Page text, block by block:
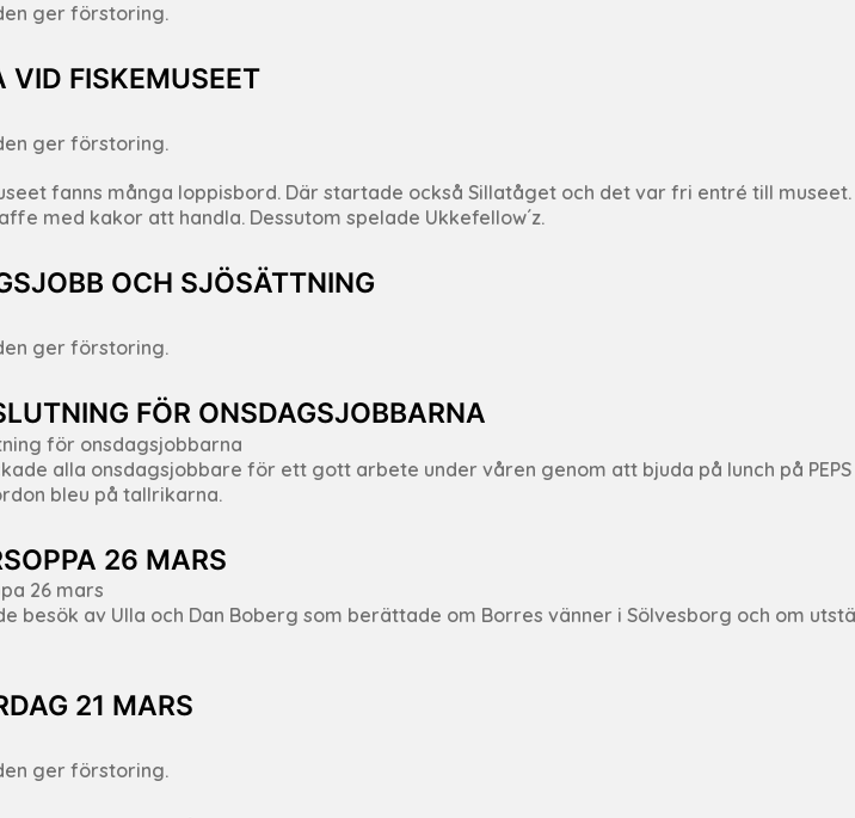
ger förstoring.
VID FISKEMUSEET
ger förstoring.
fanns många loppisbord. Där startade också Sillatåget och det var fri entré till
med kakor att handla. Dessutom spelade Ukkefellow´z.
OCH SJÖSÄTTNING
ger förstoring.
FÖR ONSDAGSJOBBARNA
alla onsdagsjobbare för ett gott arbete under våren genom att bjuda på lunch på
bleu på tallrikarna.
26 MARS
besök av Ulla och Dan Boberg som berättade om Borres vänner i Sölvesborg och om
21 MARS
ger förstoring.